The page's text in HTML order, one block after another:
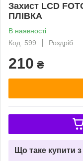
Захист LCD
ПЛІВКА
В наявності
Код: 599
Роздріб
210 ₴
Що таке купити